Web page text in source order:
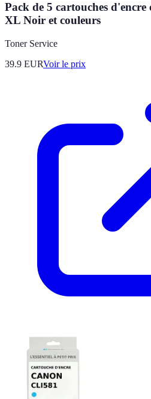
Pack de 5 cartouches
XL Noir et couleurs
Toner Service
39.9 EURVoir le prix